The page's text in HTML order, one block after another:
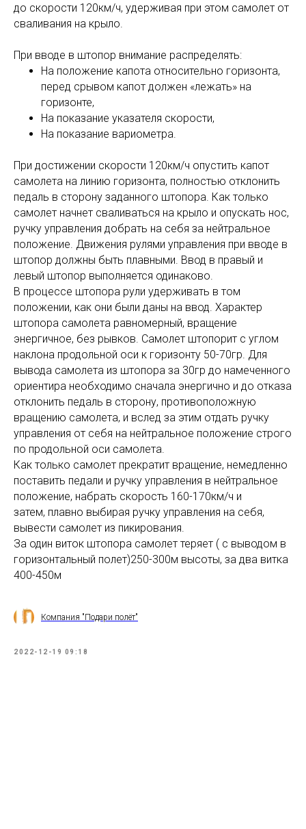
до скорости 120км/ч, удерживая при этом самолет от
сваливания на крыло.
При вводе в штопор внимание распределять:
На положение капота относительно горизонта,
перед срывом капот должен «лежать» на
горизонте,
На показание указателя скорости,
На показание вариометра.
При достижении скорости 120км/ч опустить капот
самолета на линию горизонта, полностью отклонить
педаль в сторону заданного штопора. Как только
самолет начнет сваливаться на крыло и опускать нос,
ручку управления добрать на себя за нейтральное
положение. Движения рулями управления при вводе в
штопор должны быть плавными. Ввод в правый и
левый штопор выполняется одинаково.
В процессе штопора рули удерживать в том
положении, как они были даны на ввод. Характер
штопора самолета равномерный, вращение
энергичное, без рывков. Самолет штопорит с углом
наклона продольной оси к горизонту 50-70гр. Для
вывода самолета из штопора за 30гр до намеченного
ориентира необходимо сначала энергично и до отказа
отклонить педаль в сторону, противоположную
вращению самолета, и вслед за этим отдать ручку
управления от себя на нейтральное положение строго
по продольной оси самолета.
Как только самолет прекратит вращение, немедленно
поставить педали и ручку управления в нейтральное
положение, набрать скорость 160-170км/ч и
затем, плавно выбирая ручку управления на себя,
вывести самолет из пикирования.
За один виток штопора самолет теряет ( с выводом в
горизонтальный полет)250-300м высоты, за два витка
400-450м
Компания "Подари полёт"
2022-12-19 09:18